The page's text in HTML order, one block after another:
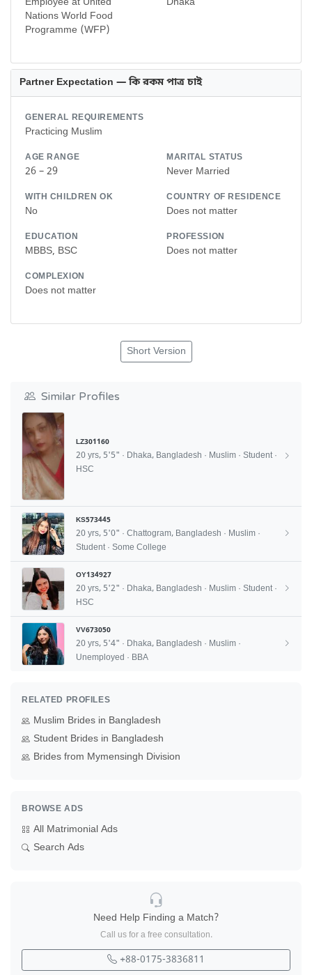
Nations World Food
Programme (WFP)
Partner Expectation — কি রকম পাত্র চাই
GENERAL REQUIREMENTS
Practicing Muslim
AGE RANGE
26 – 29
MARITAL STATUS
Never Married
WITH CHILDREN OK
No
COUNTRY OF RESIDENCE
Does not matter
EDUCATION
MBBS, BSC
PROFESSION
Does not matter
COMPLEXION
Does not matter
Short Version
Similar Profiles
LZ301160
20 yrs, 5'5" · Dhaka, Bangladesh · Muslim · Student ·
HSC
KS573445
20 yrs, 5'0" · Chattogram, Bangladesh · Muslim ·
Student · Some College
OY134927
20 yrs, 5'2" · Dhaka, Bangladesh · Muslim · Student ·
HSC
VV673050
20 yrs, 5'4" · Dhaka, Bangladesh · Muslim ·
Unemployed · BBA
RELATED PROFILES
Muslim Brides in Bangladesh
Student Brides in Bangladesh
Brides from Mymensingh Division
BROWSE ADS
All Matrimonial Ads
Search Ads
Need Help Finding a Match?
Call us for a free consultation.
+88-0175-3836811